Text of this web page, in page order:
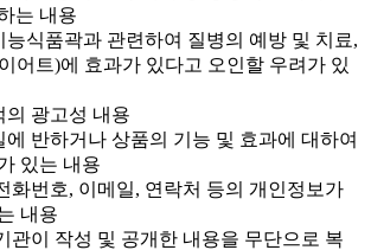
는 내용
능식품곽과 관련하여 질병의 예방 및 치료,
어트)에 효과가 있다고 오인할 우려가 있
의 광고성 내용
에 반하거나 상품의 기능 및 효과에 대하여
있는 내용
화번호, 이메일, 연락처 등의 개인정보가
내용
관이 작성 및 공개한 내용을 무단으로 복